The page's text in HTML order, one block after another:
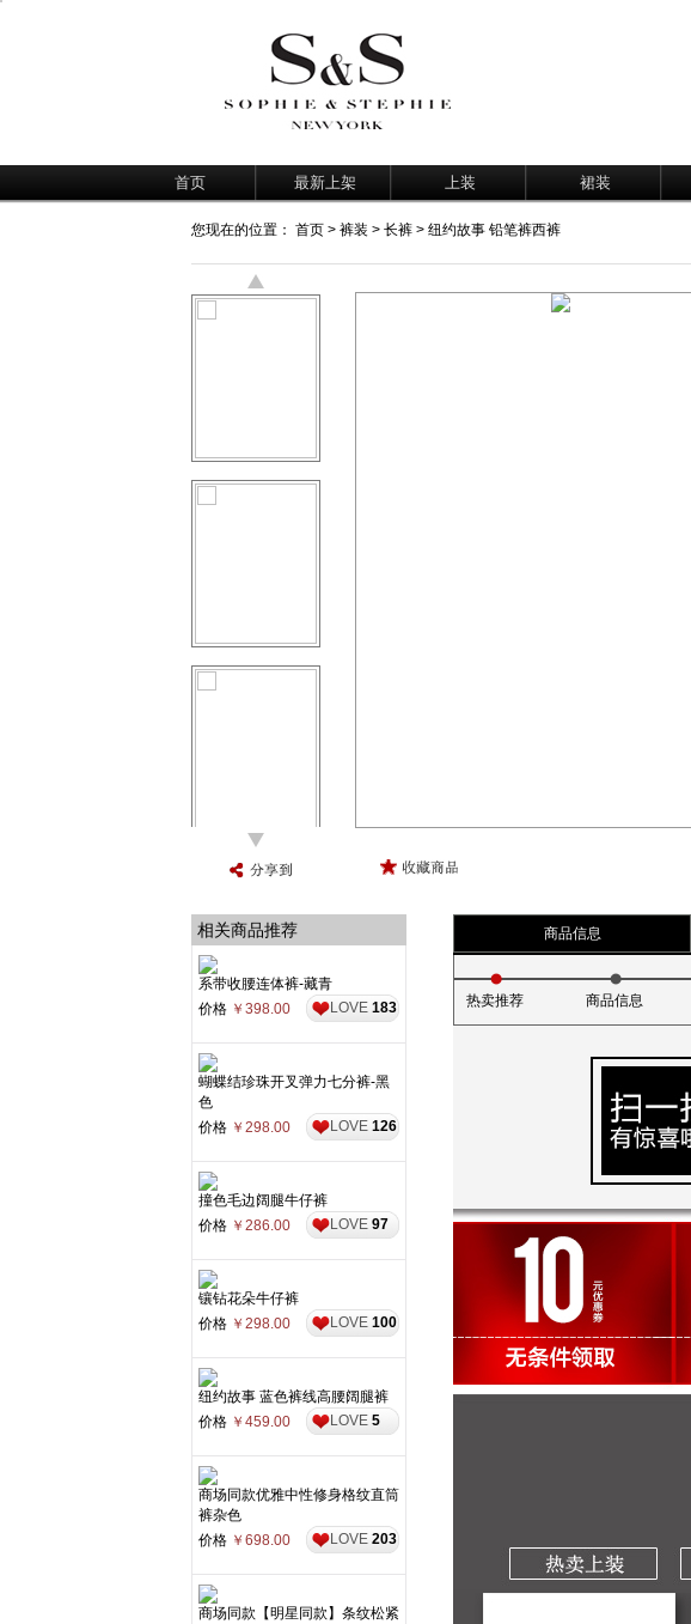
首页 最新上架 上装 裙装
您现在的位置： 首页 > 裤装 > 长裤 > 纽约故事 铅笔裤西裤
相关商品推荐
系带收腰连体裤-藏青
价格 ￥398.00 LOVE 183
蝴蝶结珍珠开叉弹力七分裤-黑
色
价格 ￥298.00 LOVE 126
撞色毛边阔腿牛仔裤
价格 ￥286.00 LOVE 97
镶钻花朵牛仔裤
价格 ￥298.00 LOVE 100
纽约故事 蓝色裤线高腰阔腿裤
价格 ￥459.00 LOVE 5
商场同款优雅中性修身格纹直筒
裤杂色
价格 ￥698.00 LOVE 203
商场同款【明星同款】条纹松紧
商品信息
热卖推荐 商品信息